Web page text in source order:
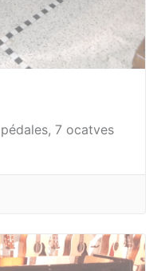
7 ocatves